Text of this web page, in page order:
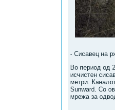
- Сисавец на
Во период од
исчистен
метри.
Sunward. Со
мрежа за